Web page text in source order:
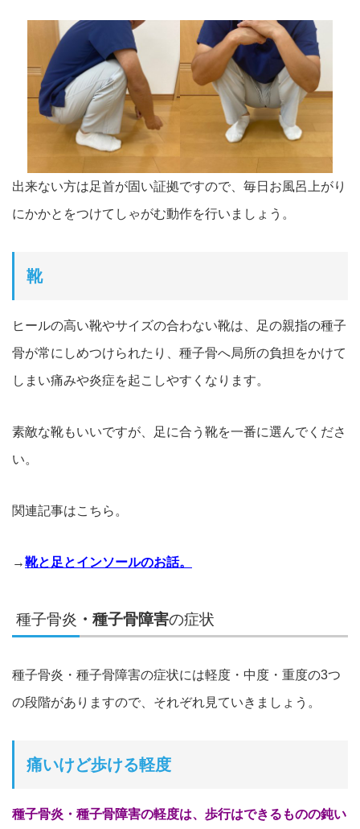
出来ない方は足首が固い証拠ですので、毎日お風呂上がり
にかかとをつけてしゃがむ動作を行いましょう。
靴
ヒールの高い靴やサイズの合わない靴は、足の親指の種子
骨が常に しめつけられたり、種子骨へ局所の負担をかけて
しまい痛みや炎症を起こしやすくなります。
素敵な靴もいいですが、足に合う靴を一番に選んでくださ
い。
関連記事はこちら。
→靴と足とインソールのお話。
種子骨炎 ・種子骨障害の症状
種子骨炎・種子骨障害の症状には軽度・中度・重度の3つ
の段階がありますので、それぞれ見ていきましょう 。
痛いけど歩ける軽度
種子骨炎・種子骨障害の軽度は、歩行はできるものの鈍い